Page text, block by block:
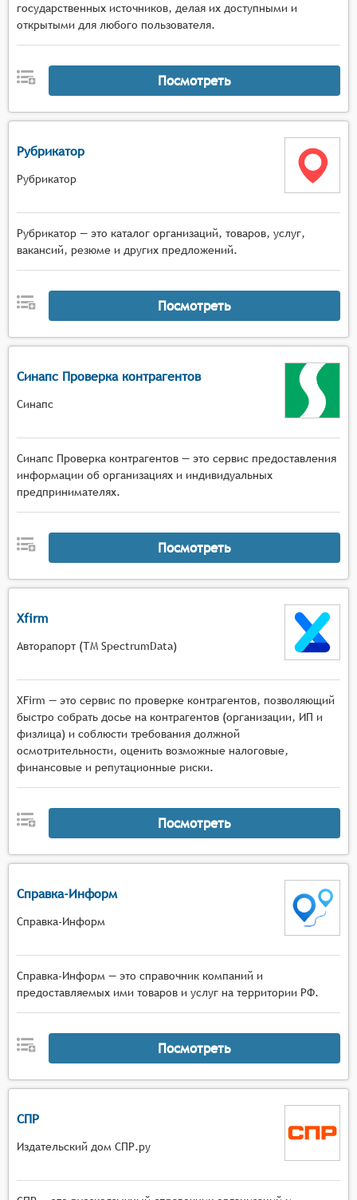
государственных источников, делая их доступными и
открытыми для любого пользователя.
Посмотреть
Рубрикатор
Рубрикатор
Рубрикатор — это каталог организаций, товаров, услуг,
вакансий, резюме и других предложений.
Посмотреть
Синапс Проверка контрагентов
Синапс
Синапс Проверка контрагентов — это сервис предоставления
информации об организациях и индивидуальных
предпринимателях.
Посмотреть
Xfirm
Авторапорт (ТМ SpectrumData)
XFirm — это сервис по проверке контрагентов, позволяющий
быстро собрать досье на контрагентов (организации, ИП и
физлица) и соблюсти требования должной
осмотрительности, оценить возможные налоговые,
финансовые и репутационные риски.
Посмотреть
Справка-Информ
Справка-Информ
Справка-Информ — это справочник компаний и
предоставляемых ими товаров и услуг на территории РФ.
Посмотреть
СПР
Издательский дом СПР.ру